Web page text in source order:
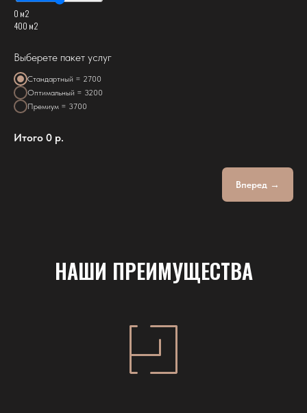
0 м2
400 м2
Выберете пакет услуг
Стандартный = 2700
Оптимальный = 3200
Премиум = 3700
Итого 0 р.
Вперед →
НАШИ ПРЕИМУЩЕСТВА